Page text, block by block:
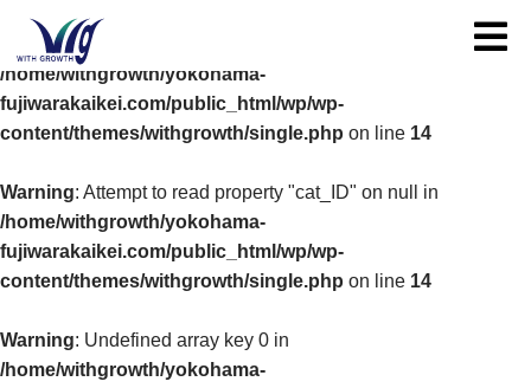
Warning: Undefined array key 0 in
/home/withgrowth/yokohama-
fujiwarakaikei.com/public_html/wp/wp-
content/themes/withgrowth/single.php on line 14
Warning: Attempt to read property "cat_ID" on null in
/home/withgrowth/yokohama-
fujiwarakaikei.com/public_html/wp/wp-
content/themes/withgrowth/single.php on line 14
Warning: Undefined array key 0 in
/home/withgrowth/yokohama-